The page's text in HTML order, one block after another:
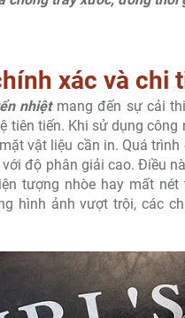
xác và chi
nhiệtmang đến sự cải
tiên tiến. Khi sử dụng
vật liệu cần in. Quá
độ phân giải cao. Điều
tượng nhòe hay mất
hình ảnh vượt trội, các